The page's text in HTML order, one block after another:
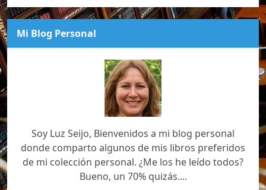
Mi Blog Personal
Soy Luz Seijo, Bienvenidos a mi blog personal
donde comparto algunos de mis libros preferidos
de mi colección personal. ¿Me los he leído todos?
Bueno, un 70% quizás....